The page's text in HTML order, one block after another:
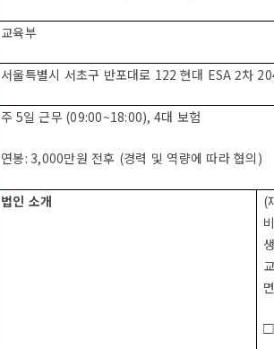
교육부
서울특별시 서초구 반포대로 122 현대 ESA 2차
주 5일 근무(09:00~18:00), 4대 보험
연봉: 3,000만원 전후 (경력 및 역량에 따라 협의 )
법인 소개 (
□